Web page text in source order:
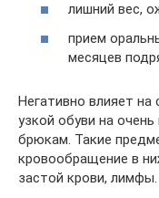
лишний вес,
прием
месяцев
Негативно влияет
узкой обуви на
брюкам. Такие
кровообращение в
застой крови, лимфы.